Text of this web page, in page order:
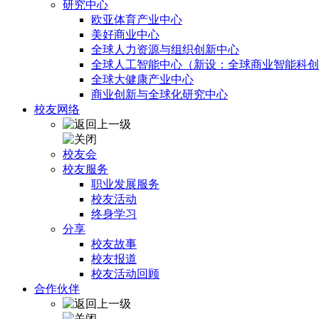
研究中心
欧亚体育产业中心
美好商业中心
全球人力资源与组织创新中心
全球人工智能中心（新设：全球商业智能科创
全球大健康产业中心
商业创新与全球化研究中心
校友网络
校友会
校友服务
职业发展服务
校友活动
终身学习
分享
校友故事
校友报道
校友活动回顾
合作伙伴